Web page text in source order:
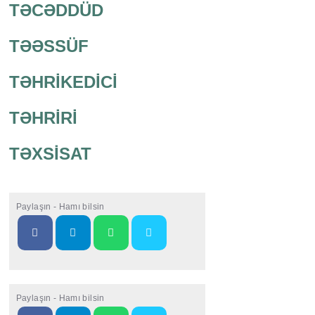
TƏCƏDDÜD
TƏƏSSÜF
TƏHRİKEDİCİ
TƏHRİRİ
TƏXSİSAT
Paylaşın - Hamı bilsin
Paylaşın - Hamı bilsin